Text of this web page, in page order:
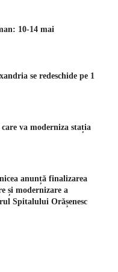
10-14 mai
se redeschide pe 1
va moderniza stația
anunță finalizarea
și modernizare a
Spitalului Orășenesc